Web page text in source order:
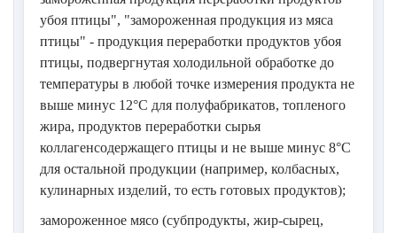
убоя птицы", "замороженная продукция из мяса
птицы" - продукция переработки продуктов убоя
птицы, подвергнутая холодильной обработке до
температуры в любой точке измерения продукта не
выше минус 12°С для полуфабрикатов, топленого
жира, продуктов переработки сырья
коллагенсодержащего птицы и не выше минус 8°С
для остальной продукции (например, колбасных,
кулинарных изделий, то есть готовых продуктов);
замороженное мясо (субпродукты, жир-сырец,